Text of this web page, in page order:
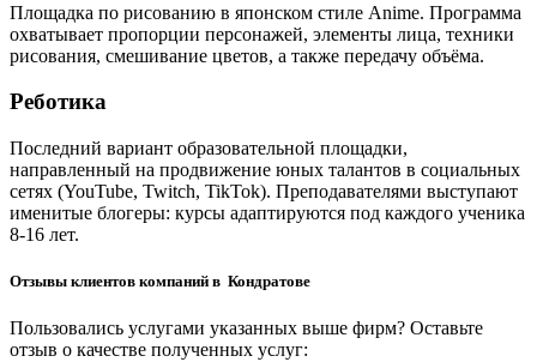
Площадка по рисованию в японском стиле Anime. Программа
охватывает пропорции персонажей, элементы лица, техники
рисования, смешивание цветов, а также передачу объёма.
Реботика
Последний вариант образовательной площадки,
направленный на продвижение юных талантов в социальных
сетях (YouTube, Twitch, TikTok). Преподавателями выступают
именитые блогеры: курсы адаптируются под каждого ученика
8-16 лет.
Отзывы клиентов компаний в Кондратове
Пользовались услугами указанных выше фирм? Оставьте
отзыв о качестве полученных услуг: